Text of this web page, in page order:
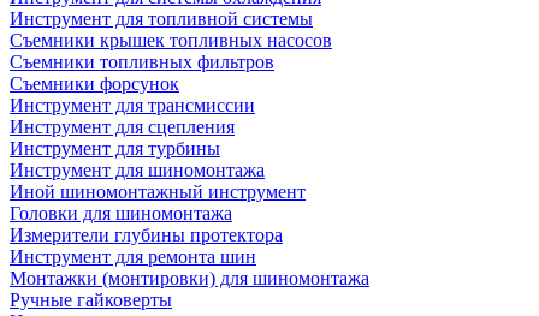
Инструмент для топливной системы
Съемники крышек топливных насосов
Съемники топливных фильтров
Съемники форсунок
Инструмент для трансмиссии
Инструмент для сцепления
Инструмент для турбины
Инструмент для шиномонтажа
Иной шиномонтажный инструмент
Головки для шиномонтажа
Измерители глубины протектора
Инструмент для ремонта шин
Монтажки (монтировки) для шиномонтажа
Ручные гайковерты